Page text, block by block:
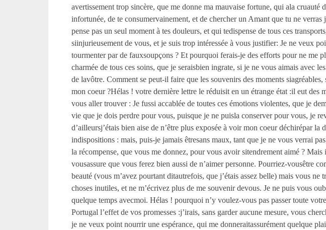
avertissement trop sincère, que me donne ma mauvaise fortune, qui ala
infortunée, de te consumervainement, et de chercher un Amant que tu ne
pense pas un seul moment à tes douleurs, et qui tedispense de tous ces
siinjurieusement de vous, et je suis trop intéressée à vous justifier: Je ne veux
tourmenter par de fauxsoupçons ? Et pourquoi ferais-je des efforts pour ne me
charmée de tous ces soins, que je seraisbien ingrate, si je ne vous aimais avec
de lavôtre. Comment se peut-il faire que les souvenirs des moments
mon coeur ?Hélas ! votre dernière lettre le réduisit en un étrange état :il eut des
vous aller trouver : Je fussi accablée de toutes ces émotions violentes, que je
vie que je dois perdre pour vous, puisque je ne puisla conserver pour vous, je
d’ailleursj’étais bien aise de n’être plus exposée à voir mon coeur déchirépar
indispositions : mais, puis-je jamais êtresans maux, tant que je ne vous verrai
la récompense, que vous me donnez, pour vous avoir sitendrement aimé ?
vousassure que vous ferez bien aussi de n’aimer personne. Pourriez-vousêtre
beauté (vous m’avez pourtant ditautrefois, que j’étais assez belle) mais vous
choses inutiles, et ne m’écrivez plus de me souvenir devous. Je ne puis vous
quelque temps avecmoi. Hélas ! pourquoi n’y voulez-vous pas passer toute
Portugal l’effet de vos promesses :j’irais, sans garder aucune mesure, vous
je ne veux point nourrir une espérance, qui me donneraitassurément quelque